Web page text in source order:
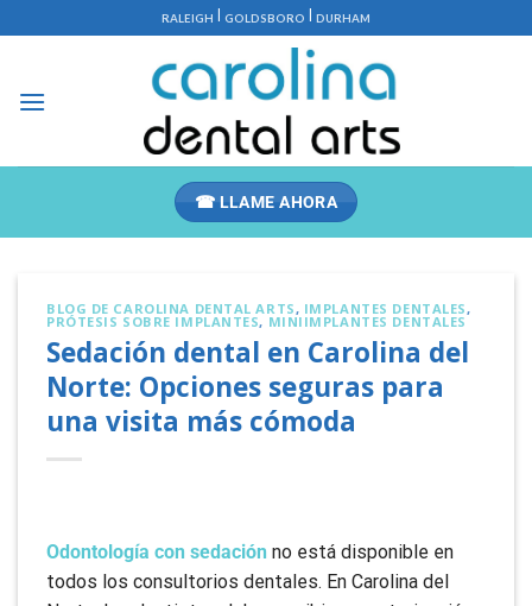
al
RALEIGH | GOLDSBORO | DURHAM
☎ LLAME AHORA
BLOG DE CAROLINA DENTAL ARTS, IMPLANTES DENTALES,
PRÓTESIS SOBRE IMPLANTES, MINIIMPLANTES DENTALES
Sedación dental en Carolina del
Norte: Opciones seguras para
una visita más cómoda
Odontología con sedación no está disponible en
todos los consultorios dentales. En Carolina del